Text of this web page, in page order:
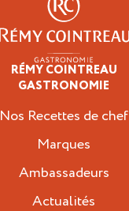
RÉMY COINTREAU
GASTRONOMIE
Nos Recettes de chef
Marques
Ambassadeurs
Actualités